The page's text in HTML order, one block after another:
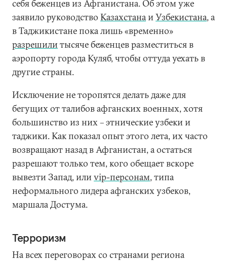
себя беженцев из Афганистана. Об этом уже
заявило руководство КазахстанаиУзбекистана, а
в Таджикистане пока лишь «временно»
разрешилитысяче беженцев разместиться в
аэропорту города Куляб, чтобы оттуда уехать в
другие страны.
Исключение не торопятся делать даже для
бегущих от талибов афганских военных, хотя
большинство из них – этнические узбеки и
таджики. Как показал опыт этого лета, их часто
возвращают назад в Афганистан, а остаться
разрешают только тем, кого обещает вскоре
вывезти Запад, илиvip-персонам, типа
неформального лидера афганских узбеков,
маршала Достума.
Терроризм
На всех переговорах со странами региона